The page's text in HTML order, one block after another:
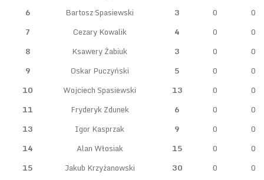
6
Bartosz Spasiewski 3 0
0
7
Cezary Kowalik 4 0
0
8
Ksawery Żabiuk 3 0
0
9
Oskar Puczyński 5 0
0
10
Wojciech Spasiewski 13 0
0
11
Fryderyk Zdunek 6 0
0
13
Igor Kasprzak 9 0
0
14
Alan Włosiak 15 0
0
15
Jakub Krzyżanowski 30 0
0